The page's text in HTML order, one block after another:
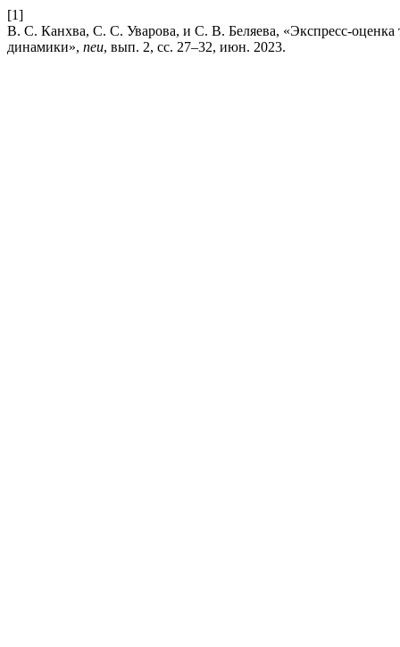
[1]
В. С. Канхва, С. С. Уварова, и С. В. Беляева, «Экспресс-
динамики», neu, вып. 2, сс. 27–32, июн. 2023.